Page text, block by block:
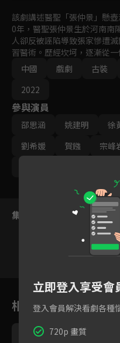
該劇講述醫聖「張仲景」懸
0年，醫聖張仲景生於河南南
人卻反被誣陷導致張家慘遭
習醫術。歷經坎坷，逐漸從
壺濟世的濟世神醫。
中國
戲劇 古裝
2022
參與演員
邵思涵 姚建明 徐
劉希媛
賀鏹 宗峰
集數列表
23 24
相關花絮
立即登入享受會
登入會員解決看劇各種
720p 畫質